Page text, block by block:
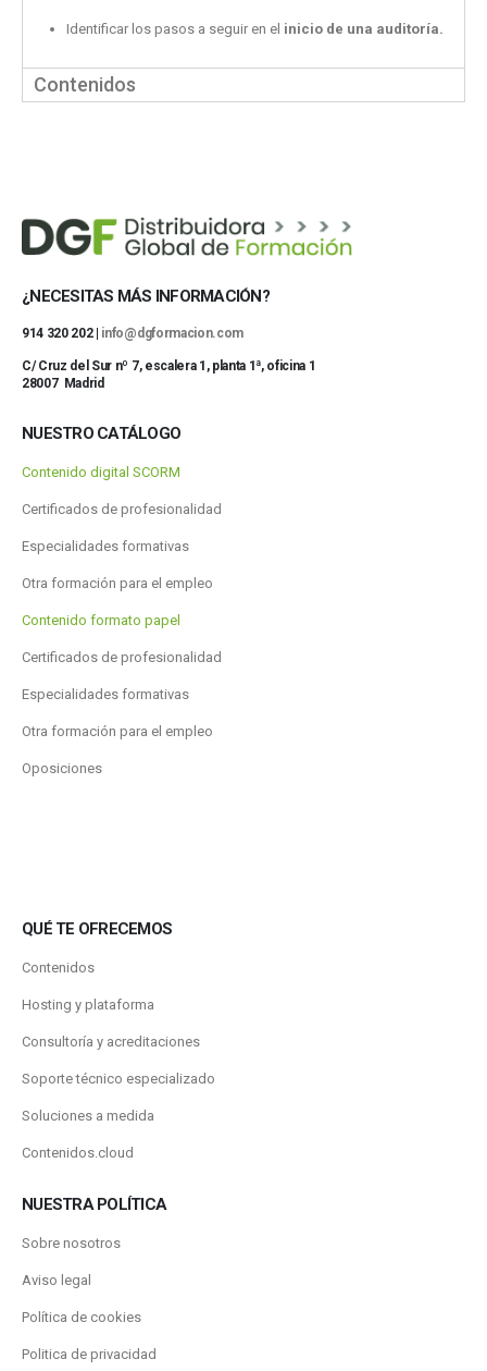
Identificar los pasos a seguir en el inicio de una auditoría.
Contenidos
¿NECESITAS MÁS INFORMACIÓN?
914 320 202 | info@dgformacion.com
C/ Cruz del Sur nº 7, escalera 1, planta 1ª, oficina 1
28007 Madrid
NUESTRO CATÁLOGO
Contenido digital SCORM
Certificados de profesionalidad
Especialidades formativas
Otra formación para el empleo
Contenido formato papel
Certificados de profesionalidad
Especialidades formativas
Otra formación para el empleo
Oposiciones
QUÉ TE OFRECEMOS
Contenidos
Hosting y plataforma
Consultoría y acreditaciones
Soporte técnico especializado
Soluciones a medida
Contenidos.cloud
NUESTRA POLÍTICA
Sobre nosotros
Aviso legal
Política de cookies
Politica de privacidad